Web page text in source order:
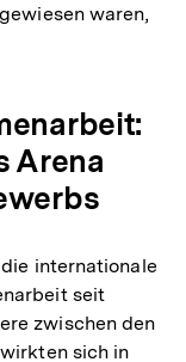
waren,
Arena
internationale
seit
zwischen den
sich in